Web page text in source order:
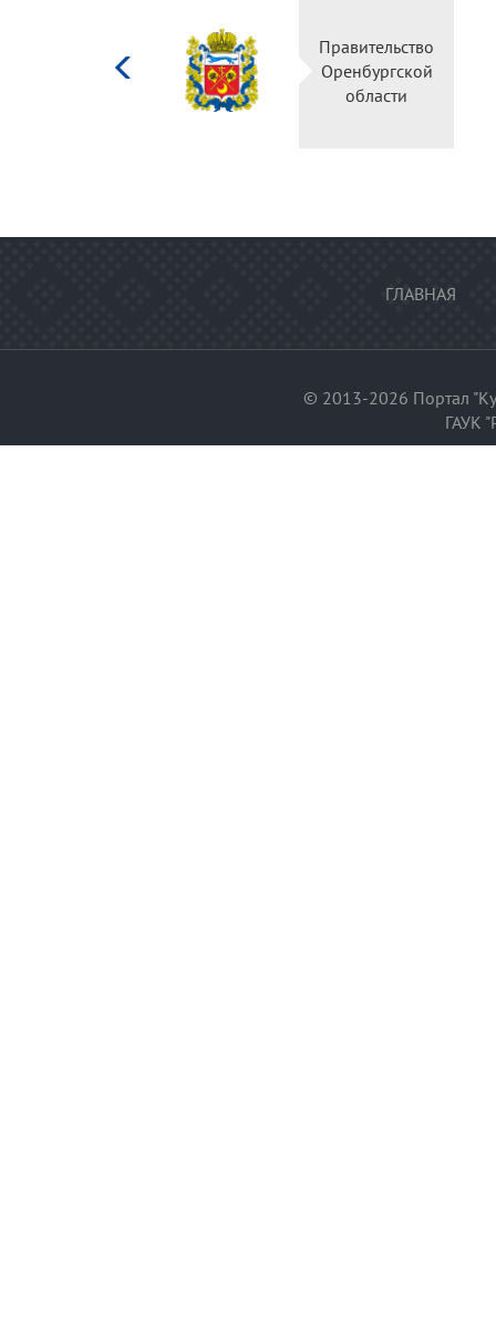
Правительство
Оренбургской
области
ГЛАВНАЯ
© 2013-2026 Портал
ГАУК